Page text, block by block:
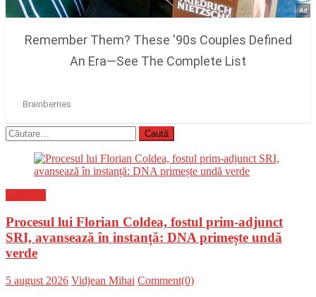
Caută
după:
Procesul lui Florian Coldea, fostul prim-adjunct
SRI, avansează în instanță: DNA primește undă
verde
Posted
5 august 2026 Author
Vidjean Mihai Comment(0)